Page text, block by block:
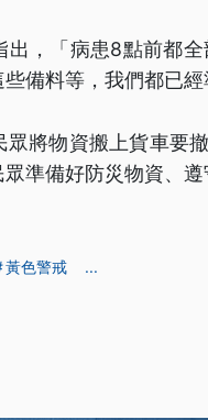
出，「病患8點前都
備料等，我們都已經
將物資搬上貨車要
準備好防災物資、遵
黃色警戒 ...